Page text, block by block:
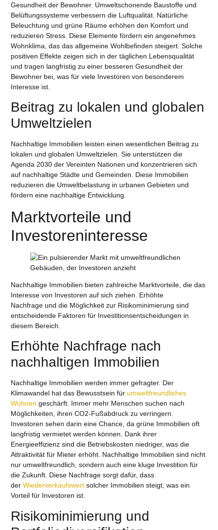
Gesundheit der Bewohner. Umweltschonende Baustoffe und
Belüftungssysteme verbessern die Luftqualität. Natürliche
Beleuchtung und grüne Räume erhöhen den Komfort und
reduzieren Stress. Diese Elemente fördern ein angenehmes
Wohnklima, das das allgemeine Wohlbefinden steigert. Solche
positiven Effekte zeigen sich in der täglichen Lebensqualität
und tragen langfristig zu einer besseren Gesundheit der
Bewohner bei, was für viele Investoren von besonderem
Interesse ist.
Beitrag zu lokalen und globalen
Umweltzielen
Nachhaltige Immobilien leisten einen wesentlichen Beitrag zu
lokalen und globalen Umweltzielen. Sie unterstützen die
Agenda 2030 der Vereinten Nationen und konzentrieren sich
auf nachhaltige Städte und Gemeinden. Diese Immobilien
reduzieren die Umweltbelastung in urbanen Gebieten und
fördern eine nachhaltige Entwicklung.
Marktvorteile und
Investoreninteresse
Nachhaltige Immobilien bieten zahlreiche Marktvorteile, die das
Interesse von Investoren auf sich ziehen. Erhöhte
Nachfrage und die Möglichkeit zur Risikominimierung sind
entscheidende Faktoren für Investitionsentscheidungen in
diesem Bereich.
Erhöhte Nachfrage nach
nachhaltigen Immobilien
Nachhaltige Immobilien werden immer gefragter. Der
Klimawandel hat das Bewusstsein fürumweltfreundliches
Wohnen geschärft. Immer mehr Menschen suchen nach
Möglichkeiten, ihren CO2-Fußabdruck zu verringern.
Investoren sehen darin eine Chance, da grüne Immobilien oft
langfristig vermietet werden können. Dank ihrer
Energieeffizienz sind die Betriebskosten niedriger, was die
Attraktivität für Mieter erhöht. Nachhaltige Immobilien sind nicht
nur umweltfreundlich, sondern auch eine kluge Investition für
die Zukunft. Diese Nachfrage sorgt dafür, dass
derWiederverkaufswert solcher Immobilien steigt, was ein
Vorteil für Investoren ist.
Risikominimierung und